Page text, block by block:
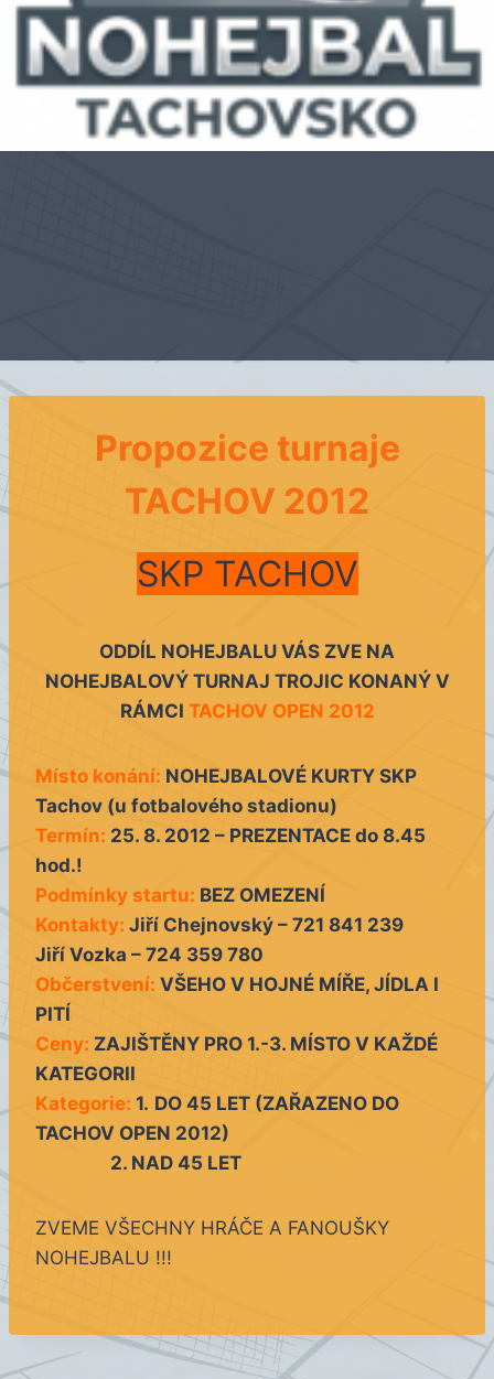
Propozice turnaje
TACHOV 2012
SKP TACHOV
ODDÍL NOHEJBALU VÁS ZVE NA
NOHEJBALOVÝ TURNAJ TROJIC KONANÝ V
RÁMCI TACHOV OPEN 2012
Místo konání: NOHEJBALOVÉ KURTY SKP
Tachov (u fotbalového stadionu)
Termín: 25. 8. 2012 – PREZENTACE do 8.45
hod.!
Podmínky startu: BEZ OMEZENÍ
Kontakty: Jiří Chejnovský – 721 841 239
Jiří Vozka – 724 359 780
Občerstvení: VŠEHO V HOJNÉ MÍŘE, JÍDLA I
PITÍ
Ceny: ZAJIŠTĚNY PRO 1.-3. MÍSTO V KAŽDÉ
KATEGORII
Kategorie: 1. DO 45 LET (ZAŘAZENO DO
TACHOV OPEN 2012)
2. NAD 45 LET
ZVEME VŠECHNY HRÁČE A FANOUŠKY
NOHEJBALU !!!